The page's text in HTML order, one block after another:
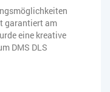
garantiert am
eine kreative
DMS DLS